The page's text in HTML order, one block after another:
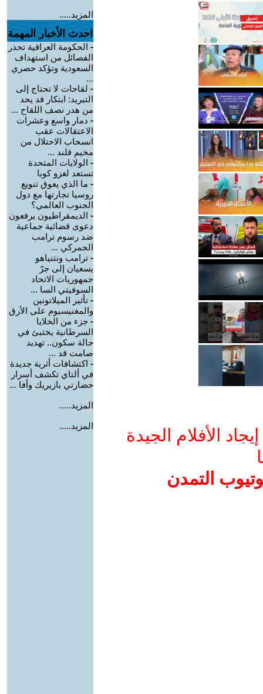
الأفلام الجيدة
التمدن
المزيد.....
احدث الأخبار المهمة
- الحكومة العراقية تحذر
الفصائل من استهداف
السعودية وتؤكد حصري
...
- لقاحات لا تحتاج إلى
التبريد: ابتكار قد يحد
من هدر نصف اللقاح ...
- دمار واسع وعشرات
الاعتقالات عقب
انسحاب الاحتلال من
مخيم قلند ...
- الولايات المتحدة
تستعد لغزو كوبا
- ما الذي يعوق تنويع
روسيا تجارتها مع دول
الجنوب العالمي؟
- الديمقراطيون يرفعون
دعوى قضائية جماعية
ضد رسوم ترامب
الجمركي ...
- ترامب ونتنياهو
يسعيان إلى جرّ
جمهوريات الاتحاد
السوفيتي السا ...
- تأثير الميلاتونين
والمغنيسيوم على الأرق
- جزء من الخلايا
السرطانية يختبئ في
حالة سكون.. تهديد
صامت قد ...
- اكتشافات أثرية جديدة
في ألتاي تكشف أسرار
حضارتي بازيريك وأفا ...
المزيد.....
المزيد.....